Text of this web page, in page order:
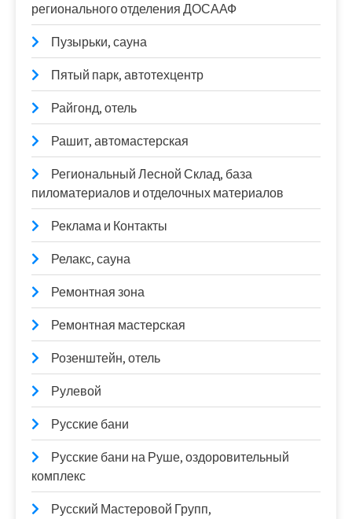
регионального отделения ДОСААФ
Пузырьки, сауна
Пятый парк, автотехцентр
Райгонд, отель
Рашит, автомастерская
Региональный Лесной Склад, база
пиломатериалов и отделочных материалов
Реклама и Контакты
Релакс, сауна
Ремонтная зона
Ремонтная мастерская
Розенштейн, отель
Рулевой
Русские бани
Русские бани на Руше, оздоровительный
комплекс
Русский Мастеровой Групп,